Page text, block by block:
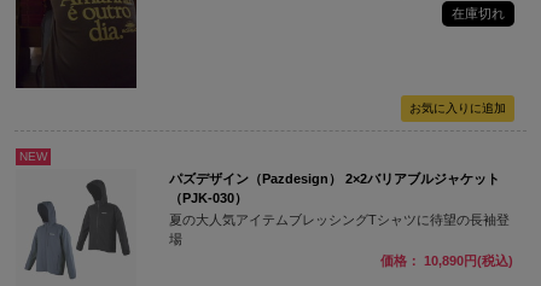
在庫切れ
NEW
パズデザイン（Pazdesign） 2×2バリアブルジャケット
（PJK-030）
夏の大人気アイテムブレッシングTシャツに待望の長袖登
場
価格： 10,890円(税込)